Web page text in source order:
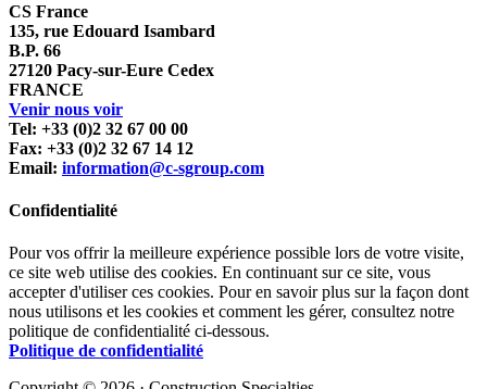
CS France
135, rue Edouard Isambard
B.P. 66
27120 Pacy-sur-Eure Cedex
FRANCE
Venir nous voir
Tel: +33 (0)2 32 67 00 00
Fax: +33 (0)2 32 67 14 12
Email: information@c-sgroup.com
Confidentialité
Pour vos offrir la meilleure expérience possible lors de votre visite,
ce site web utilise des cookies. En continuant sur ce site, vous
accepter d'utiliser ces cookies. Pour en savoir plus sur la façon dont
nous utilisons et les cookies et comment les gérer, consultez notre
politique de confidentialité ci-dessous.
Politique de confidentialité